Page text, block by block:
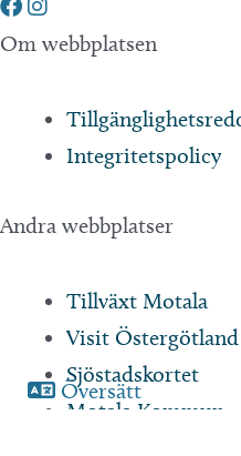
Om webbplatsen
Integritetspolicy
Andra webbplatser
Tillväxt Motala
Visit Östergötland
Sjöstadskortet
Motala Kommun
Översätt